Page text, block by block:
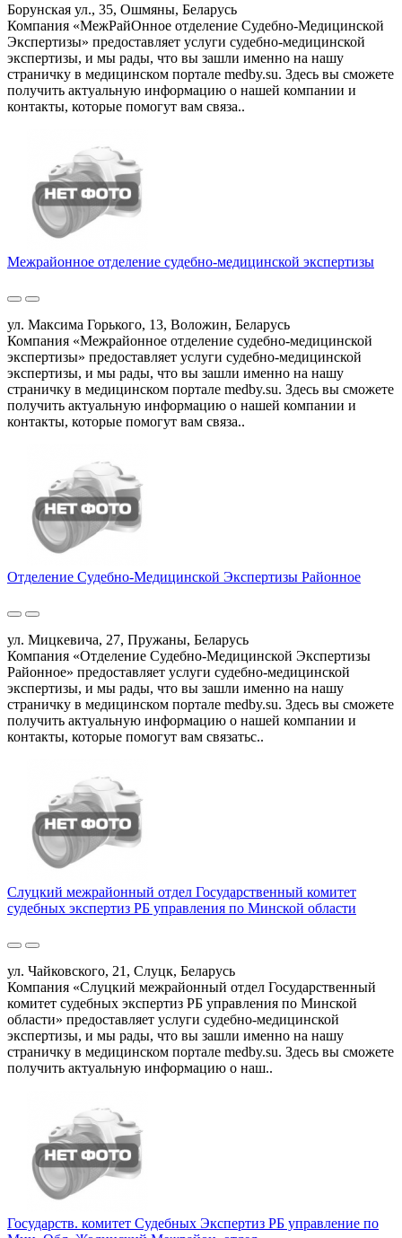
Борунская ул., 35, Ошмяны, Беларусь
Компания «МежРайОнное отделение Судебно-Медицинской
Экспертизы» предоставляет услуги судебно-медицинской
экспертизы, и мы рады, что вы зашли именно на нашу
страничку в медицинском портале medby.su. Здесь вы сможете
получить актуальную информацию о нашей компании и
контакты, которые помогут вам связа..
Межрайонное отделение судебно-медицинской экспертизы
ул. Максима Горького, 13, Воложин, Беларусь
Компания «Межрайонное отделение судебно-медицинской
экспертизы» предоставляет услуги судебно-медицинской
экспертизы, и мы рады, что вы зашли именно на нашу
страничку в медицинском портале medby.su. Здесь вы сможете
получить актуальную информацию о нашей компании и
контакты, которые помогут вам связа..
Отделение Судебно-Медицинской Экспертизы Районное
ул. Мицкевича, 27, Пружаны, Беларусь
Компания «Отделение Судебно-Медицинской Экспертизы
Районное» предоставляет услуги судебно-медицинской
экспертизы, и мы рады, что вы зашли именно на нашу
страничку в медицинском портале medby.su. Здесь вы сможете
получить актуальную информацию о нашей компании и
контакты, которые помогут вам связатьс..
Слуцкий межрайонный отдел Государственный комитет
судебных экспертиз РБ управления по Минской области
ул. Чайковского, 21, Слуцк, Беларусь
Компания «Слуцкий межрайонный отдел Государственный
комитет судебных экспертиз РБ управления по Минской
области» предоставляет услуги судебно-медицинской
экспертизы, и мы рады, что вы зашли именно на нашу
страничку в медицинском портале medby.su. Здесь вы сможете
получить актуальную информацию о наш..
Государств. комитет Судебных Экспертиз РБ управление по